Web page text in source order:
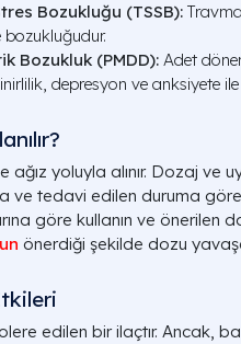
Bozukluğu (TSSB):
bozukluğudur.
Bozukluk (PMDD): Adet
depresyon ve anksiyete
yoluyla alınır. Dozaj ve
ve tedavi edilen duruma
göre kullanın ve önerilen
önerdiği şekilde dozu
edilen bir ilaçtır. Ancak,